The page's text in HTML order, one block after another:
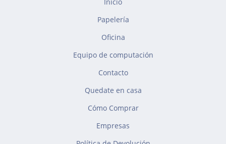
Papelería
Oficina
Equipo de computación
Contacto
Quedate en casa
Cómo Comprar
Empresas